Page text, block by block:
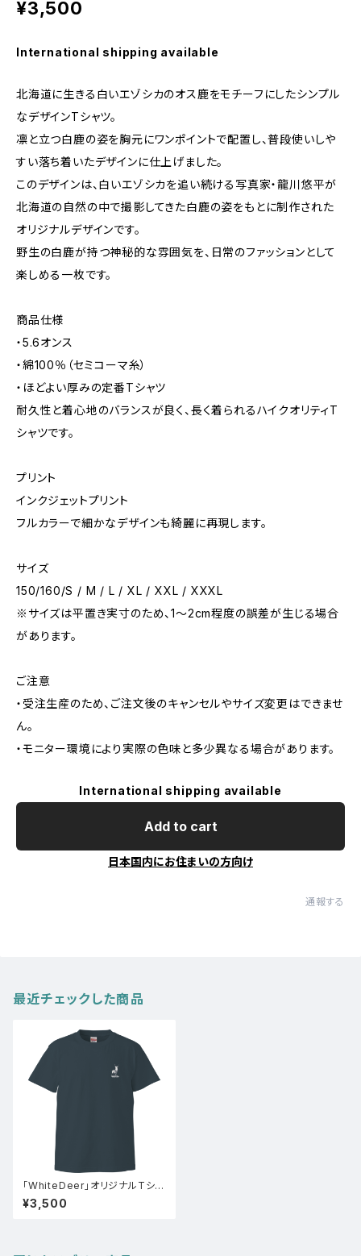
¥3,500
International shipping available
北海道に生きる白いエゾシカのオス鹿をモチーフにしたシンプル
なデザインTシャツ。
凛と立つ白鹿の姿を胸元にワンポイントで配置し、普段使いしや
すい落ち着いたデザインに仕上げました。
このデザインは、白いエゾシカを追い続ける写真家・龍川悠平が
北海道の自然の中で撮影してきた白鹿の姿をもとに制作された
オリジナルデザインです。
野生の白鹿が持つ神秘的な雰囲気を、日常のファッションとして
楽しめる一枚です。
商品仕様
・5.6オンス
・綿100％（セミコーマ糸）
・ほどよい厚みの定番Tシャツ
耐久性と着心地のバランスが良く、長く着られるハイクオリティT
シャツです。
プリント
インクジェットプリント
フルカラーで細かなデザインも綺麗に再現します。
サイズ
150/160/S / M / L / XL / XXL / XXXL
※サイズは平置き実寸のため、1〜2cm程度の誤差が生じる場合
があります。
ご注意
・受注生産のため、ご注文後のキャンセルやサイズ変更はできませ
ん。
・モニター環境により実際の色味と多少異なる場合があります。
International shipping available
Add to cart
日本国内にお住まいの方向け
通報する
最近チェックした商品
「WhiteDeer」オリジナルTシャ
ツ(スレート)
¥3,500